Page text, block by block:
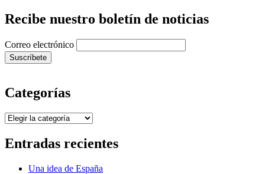
Recibe nuestro boletín de noticias
Correo electrónico
Categorías
Categorías
Entradas recientes
Una idea de España